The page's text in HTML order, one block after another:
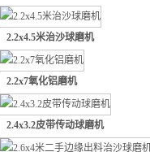
2.2x4.5米治沙球磨机
2.2x7氧化铝磨机
2.4x3.2皮带传动球磨机